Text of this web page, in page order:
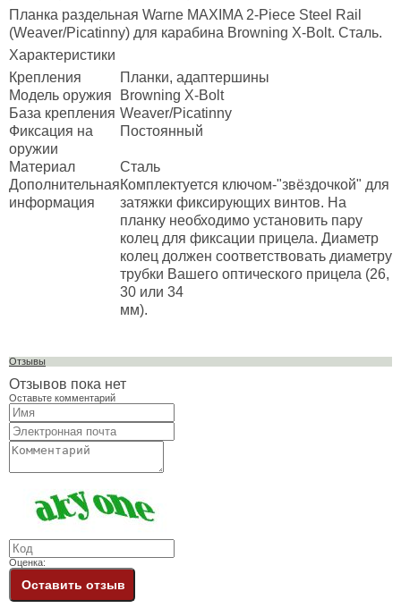
Планка раздельная Warne MAXIMA 2-Piece Steel Rail
(Weaver/Picatinny) для карабина Browning X-Bolt. Сталь.
Характеристики
Крепления
Планки, адаптершины
Модель оружия
Browning X-Bolt
База крепления Weaver/Picatinny
Фиксация на
оружии
Постоянный
Материал
Сталь
Дополнительная
информация
Комплектуется ключом-"звёздочкой" для
затяжки фиксирующих винтов. На
планку необходимо установить пару
колец для фиксации прицела. Диаметр
колец должен соответствовать диаметру
трубки Вашего оптического прицела (26,
30 или 34
мм).
Отзывы
Отзывов пока нет
Оставьте комментарий
Оценка:
Оставить отзыв